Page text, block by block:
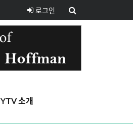
로그인
YTV 소개